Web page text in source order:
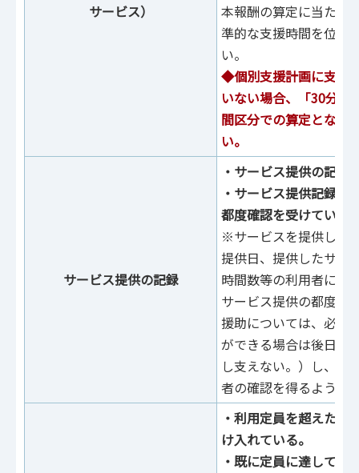
サービス）
本報酬の算定に当たっ
準的な支援時間を位置
い。
◆個別支援計画に支援
いない場合、「30分以
間区分での算定となり
い。
サービス提供の記録
‧サービス提供の記録
‧サービス提供記録に
都度確認を受けていな
※サービスを提供した
提供⽇、提供したサー
時間数等の利⽤者に伝
サービス提供の都度記
援助については、必要
ができる場合は後⽇⼀
し⽀えない。）し、記
者の確認を得るように
・利用定員を超えた人
け入れている。
・既に定員に達してい